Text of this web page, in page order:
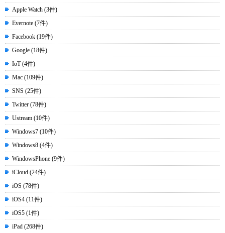
Apple Watch (3件)
Evernote (7件)
Facebook (19件)
Google (18件)
IoT (4件)
Mac (109件)
SNS (25件)
Twitter (78件)
Ustream (10件)
Windows7 (10件)
Windows8 (4件)
WindowsPhone (9件)
iCloud (24件)
iOS (78件)
iOS4 (11件)
iOS5 (1件)
iPad (268件)